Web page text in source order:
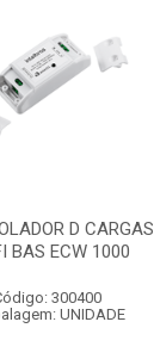
D CARGAS
BAS ECW 1000
300400
UNIDADE